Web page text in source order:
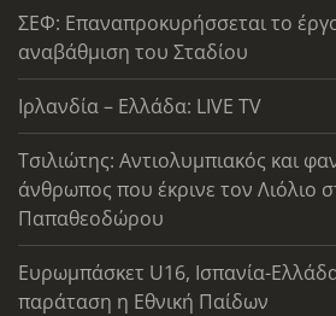
ΣΕΦ: Επαναπροκυρήσσεται το
αναβάθμιση του Σταδίου
Ιρλανδία – Ελλάδα: LIVE TV
Τσιλιώτης: Αντιολυμπιακός και
άνθρωπος που έκρινε τον Λιόλιο
Παπαθεοδώρου
Ευρωμπάσκετ U16, Ισπανία-
παράταση η Εθνική Παίδων